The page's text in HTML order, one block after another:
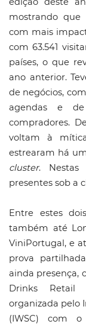
mostrando que
com mais
com 63.541
países, o que
ano anterior.
de negócios,
agendas e
compradores.
voltam à
estrearam há
cluster. Nestas
presentes sob a
Entre estes
também até
ViniPortugal, e
prova
ainda presença,
Drinks Retail
organizada pelo
(IWSC) com